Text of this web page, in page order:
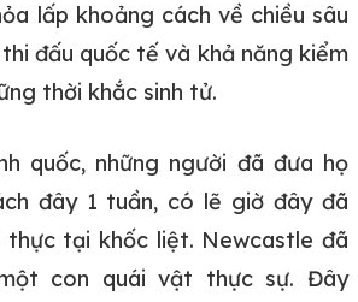
lấp khoảng cách về chiều sâu
thi đấu quốc tế và khả năng kiểm
thời khắc sinh tử.
quốc, những người đã đưa họ
đây 1 tuần, có lẽ giờ đây đã
thực tại khốc liệt. Newcastle đã
con quái vật thực sự. Đây